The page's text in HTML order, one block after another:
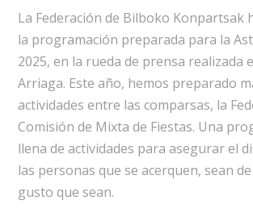
La Federación de Bilboko Konpartsak
la programación preparada para la
2025, en la rueda de prensa realizada
Arriaga. Este año, hemos preparado
actividades entre las comparsas, la
Comisión de Mixta de Fiestas. Una
llena de actividades para asegurar el
las personas que se acerquen, sean
gusto que sean.